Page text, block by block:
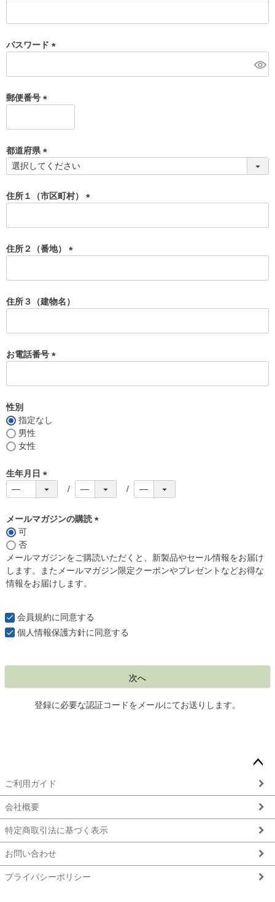
必
パスワード
必
郵便番号
必
)
都道府県
(
須
)
住所１（市区町村）
必
住所２（番地）
必
)
住所３（建物名）
お電話番号
必
性別
指定なし
男性
女性
生年月日
(
須
メールマガジンの購読
須
)
可
否
メールマガジンをご購読いただくと、新製品やセール情報をお届け
します。またメールマガジン限定クーポンやプレゼントなどお得な
情報をお届けします。
会員規約に同意する
個人情報保護方針に同意する
次へ
登録に必要な認証コードをメールにてお送りします。
ペー
ップ
へ
ご利用ガイド
会社概要
特定商取引法に基づく表示
お問い合わせ
プライバシーポリシー